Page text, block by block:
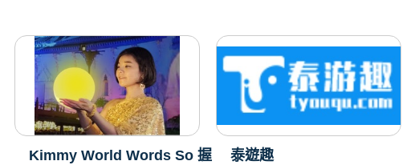
Kimmy World Words So 握
泰遊趣